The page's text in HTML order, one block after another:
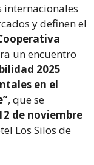
internacionales
y definen el
un encuentro
2025
en el
, que se
de noviembre
Los Silos de